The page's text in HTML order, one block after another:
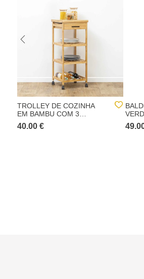
TROLLEY DE COZINHA
EM BAMBU COM 3
PRATELEIRAS E GAVETA
40.00 €